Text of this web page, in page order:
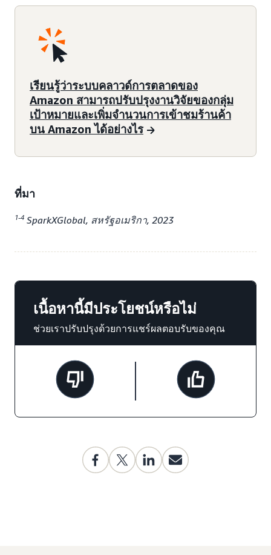
เรียนรู้ว่าระบบคลาวด์การตลาดของ
Amazon สามารถปรับปรุงงานวิจัยของกลุ่ม
เป้าหมายและเพิ่มจำนวนการเข้าชมร้านค้า
บน Amazon ได้อย่างไร
ที่มา
1-4 SparkXGlobal, สหรัฐอเมริกา, 2023
เนื้อหานี้มีประโยชน์หรือไม่
ช่วยเราปรับปรุงด้วยการแชร์ผลตอบรับของคุณ